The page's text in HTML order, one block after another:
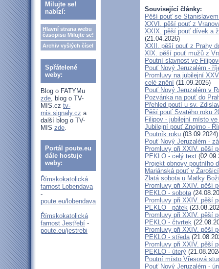
Milujte se!
nabízí:
Hlavní strana webu
časopisu Milujte se!
Archiv vyšlých čísel
Spřátelené
weby:
Blog o FATYMu
zde, blog o TV-
MIS.cz tv-
mis.signaly.cz a
další blog o TV-
MIS zde.
Portál poute.eu
dále hostuje
weby:
Římskokatolická
farnost Lobendava
-
poute.eu/lobendava
Římskokatolická
farnost Jestřebí -
poute.eu/jestrebi
Související články:
Pěší pouť se
XXVI. pěší pouť z
XXIX. pěší pouť dívek a
(21.04.2026)
XXII. pěší pouť z Prahy
XIX. pěší pouť mužů z
Poutní slavnost ve
Pouť Nový Jeruzalém -
Promluvy na jubilejní
celé znění (11.09.2025)
Pouť Nový Jeruzalém v
Pozvánka na pouť do
Přehled poutí u sv.
Pěší pouť Svatého roku
Filipov - jubilejní místo
Jubilejní pouť Znojmo -
Poutník roku (03.09.2024)
Pouť Nový Jeruzalém -
Promluvy při XXIV. pěší
PEKLO - celý text
Projekt obnovy poutního
Mariánská pouť v
Zlatá sobota u Matky
Promluvy při XXIV. pěší
PEKLO - sobota
Promluvy při XXIV. pěší
PEKLO - pátek
Promluvy při XXIV. pěší
PEKLO - čtvrtek
Promluvy při XXIV. pěší
PEKLO - středa
Promluvy při XXIV. pěší
PEKLO - úterý
Poutní místo Vřesová
Pouť Nový Jeruzalém -